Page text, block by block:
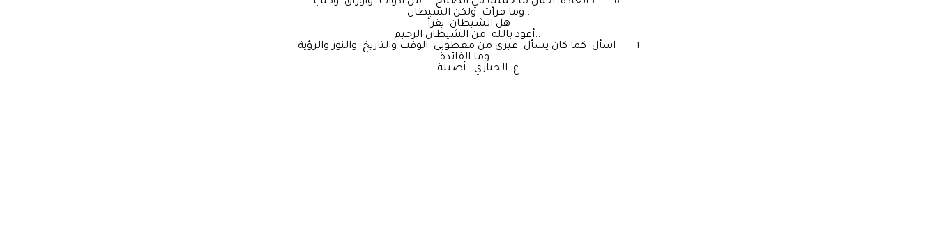
وما قرأت ولكن الشيطان..
هل الشيطان يقرأ
أعود بالله من الشيطان الرجيم...
٦ اسأل كما كان يسأل غيري من معطوبي الوقت والتاريخ والنور والرؤية
وما الفائدة...
ع..الجباري أصيلة